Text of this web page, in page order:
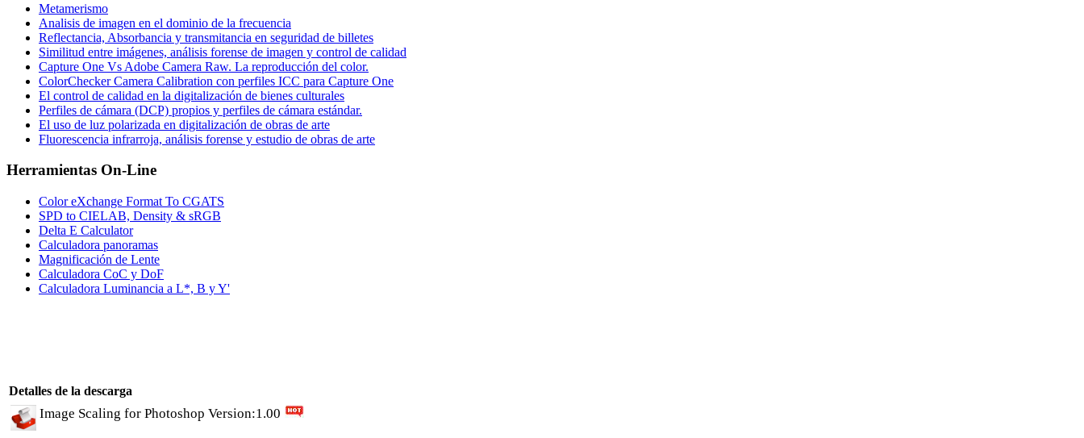
Metamerismo
Analisis de imagen en el dominio de la frecuencia
Reflectancia, Absorbancia y transmitancia en seguridad de billetes
Similitud entre imágenes, análisis forense de imagen y control de calidad
Capture One Vs Adobe Camera Raw. La reproducción del color.
ColorChecker Camera Calibration con perfiles ICC para Capture One
El control de calidad en la digitalización de bienes culturales
Perfiles de cámara (DCP) propios y perfiles de cámara estándar.
El uso de luz polarizada en digitalización de obras de arte
Fluorescencia infrarroja, análisis forense y estudio de obras de arte
Herramientas On-Line
Color eXchange Format To CGATS
SPD to CIELAB, Density & sRGB
Delta E Calculator
Calculadora panoramas
Magnificación de Lente
Calculadora CoC y DoF
Calculadora Luminancia a L*, B y Y'
Detalles de la descarga
Image Scaling for Photoshop Version:1.00